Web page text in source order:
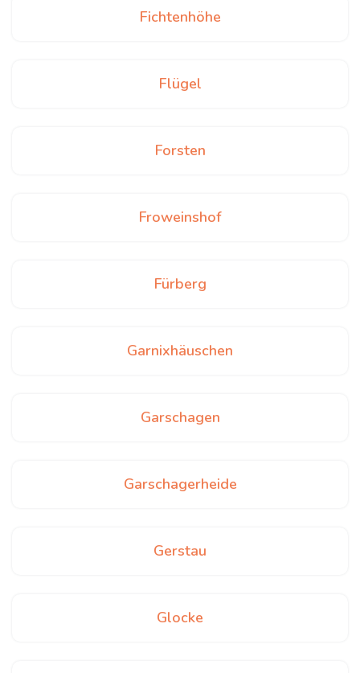
Fichtenhöhe
Flügel
Forsten
Froweinshof
Fürberg
Garnixhäuschen
Garschagen
Garschagerheide
Gerstau
Glocke